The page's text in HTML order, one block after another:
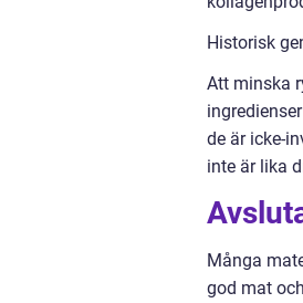
Historisk
Att minska
de är icke-
inte är lika
Många
god mat